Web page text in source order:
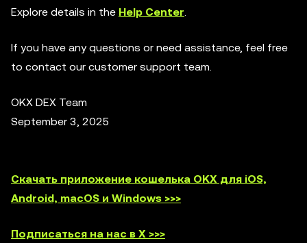
Explore details in the Help Center.
If you have any questions or need assistance, feel free
to contact our customer support team.
OKX DEX Team
September 3, 2025
Скачать приложение кошелька OKX для iOS,
Android, macOS и Windows >>>
Подписаться на нас в X >>>